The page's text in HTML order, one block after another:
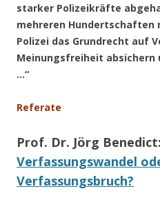
starker Polizeikräfte
mehreren Hundertschaften
Polizei das Grundrecht auf
Meinungsfreiheit
…“
Referate
Prof. Dr. Jörg Benedict
Verfassungswandel
Verfassungsbruch?